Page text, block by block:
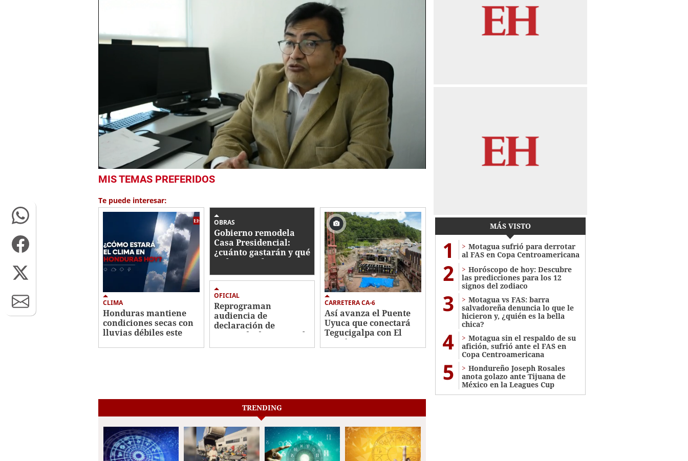
of
seconds
Volume
0%
MIS TEMAS PREFERIDOS
Te puede interesar:
CLIMA
Honduras mantiene
condiciones secas con
lluvias débiles este
OBRAS
Gobierno remodela
Casa Presidencial:
¿cuánto gastarán y qué
trabajos se hacen?
OFICIAL
Reprograman
audiencia de
declaración de
imputado de Roosevelt
Hernández
CARRETERA CA-6
Así avanza el Puente
Uyuca que conectará
Tegucigalpa con El
Paraíso
MÁS VISTO
1
Motagua sufrió para derrotar
al FAS en Copa Centroamericana
2
Horóscopo de hoy: Descubre
las predicciones para los 12
signos del zodiaco
3
Motagua vs FAS: barra
salvadoreña denuncia lo que le
hicieron y, ¿quién es la bella
chica?
4
Motagua sin el respaldo de su
afición, sufrió ante el FAS en
Copa Centroamericana
5
Hondureño Joseph Rosales
anota golazo ante Tijuana de
México en la Leagues Cup
TRENDING